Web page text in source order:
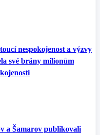
nespokojenost a výzvy
své brány milionům
a Šamarov publikovali